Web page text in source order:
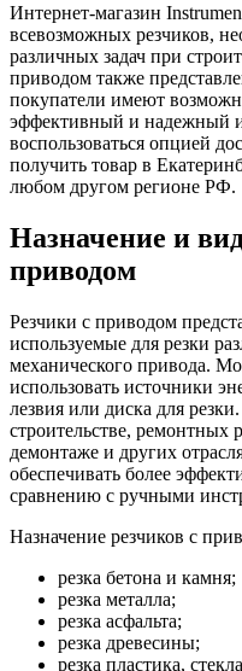
Интернет-магазин
всевозможных резчиков,
различных задач при
приводом также
покупатели имеют
эффективный и надежный
воспользоваться опцией
получить товар в
любом другом регионе РФ.
Назначение и
приводом
Резчики с приводом
используемые для резки
механического привода.
использовать источники
лезвия или диска для
строительстве, ремонтных
демонтаже и других
обеспечивать более
сравнению с ручными
Назначение резчиков с
резка бетона и камня;
резка металла;
резка асфальта;
резка древесины;
резка пластика,